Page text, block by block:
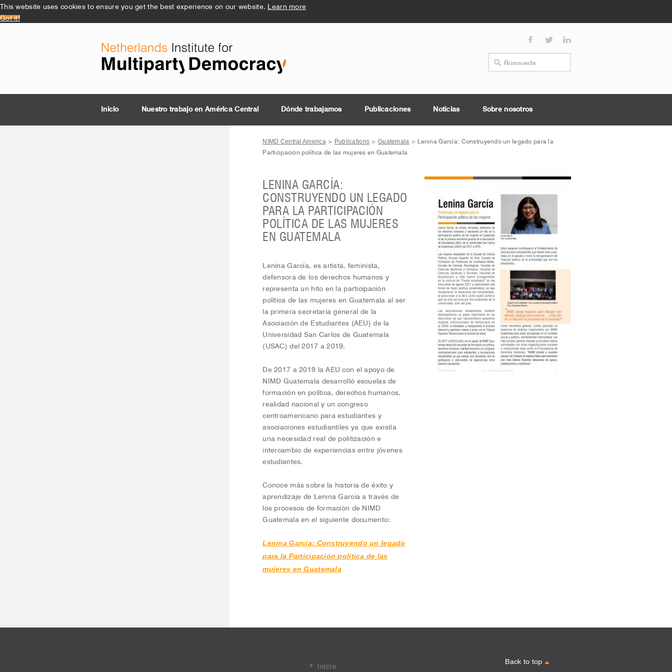
This website uses cookies to ensure you get the best experience on our website. Learn more
Got it!
Inicio Nuestro trabajo en América Central Dónde trabajamos Publicaciones Noticias Sobre nosotros
NIMD Central America > Publications > Guatemala > Lenina García: Construyendo un legado para la
Participación política de las mujeres en Guatemala
LENINA GARCÍA:
CONSTRUYENDO UN LEGADO
PARA LA PARTICIPACIÓN
POLÍTICA DE LAS MUJERES
EN GUATEMALA
Lenina García, es artista, feminista,
defensora de los derechos humanos y
representa un hito en la participación
política de las mujeres en Guatemala al ser
la primera secretaria general de la
Asociación de Estudiantes (AEU) de la
Universidad San Carlos de Guatemala
(USAC) del 2017 a 2019.
De 2017 a 2019 la AEU con el apoyo de
NIMD Guatemala desarrolló escuelas de
formación en política, derechos humanos,
realidad nacional y un congreso
centroamericano para estudiantes y
asociaciones estudiantiles ya que existía
una necesidad real de politización e
intercambio de experiencias entre jóvenes
estudiantes.
Conoce más sobre la historia de éxito y
aprendizaje de Lenina García a través de
los procesos de formación de NIMD
Guatemala en el siguiente documento:
Lenina García: Construyendo un legado
para la Participación política de las
mujeres en Guatemala
Back to top
Inicio